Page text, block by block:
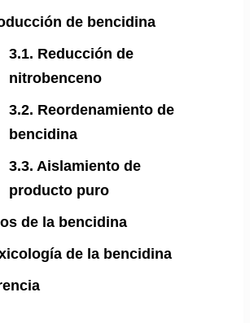
de bencidina
3.1. Reducción de
nitrobenceno
3.2. Reordenamiento de
bencidina
3.3. Aislamiento de
producto puro
de la bencidina
de la bencidina